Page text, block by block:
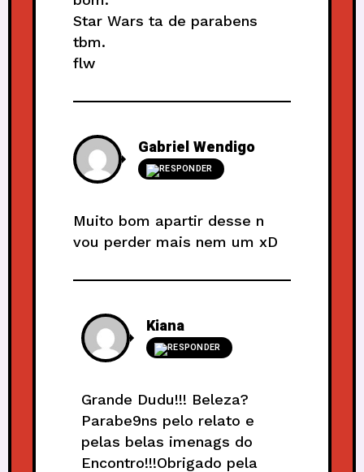
Star Wars ta de parabens
tbm.
flw
Gabriel Wendigo
RESPONDER
Muito bom apartir desse n
vou perder mais nem um xD
Kiana
RESPONDER
Grande Dudu!!! Beleza?
Parabe9ns pelo relato e
pelas belas imenags do
Encontro!!!Obrigado pela